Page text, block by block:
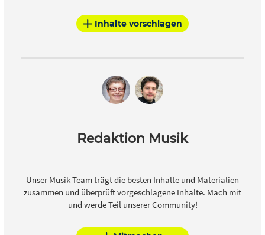
Inhalte vorschlagen
Redaktion Musik
Unser Musik-Team trägt die besten Inhalte und Materialien
zusammen und überprüft vorgeschlagene Inhalte. Mach mit
und werde Teil unserer Community!